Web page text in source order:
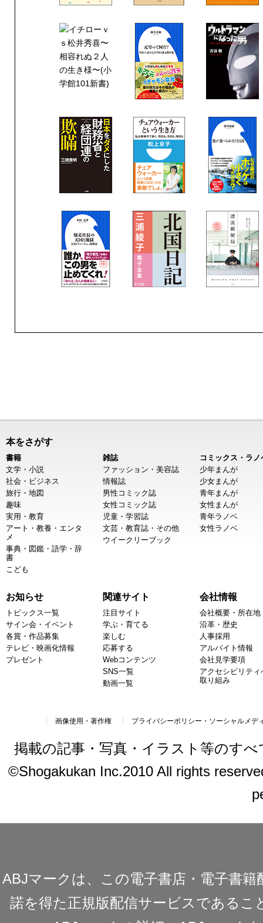
本をさがす
書籍
文学・小説
社会・ビジネス
旅行・地図
趣味
実用・教育
アート・教養・エンタ
メ
事典・図鑑・語学・辞
書
こども
雑誌
ファッション・美容誌
情報誌
男性コミック誌
女性コミック誌
児童・学習誌
文芸・教育誌・その他
ウイークリーブック
コミックス・ラノ
少年まんが
少女まんが
青年まんが
女性まんが
青年ラノベ
女性ラノベ
お知らせ
トピックス一覧
サイン会・イベント
各賞・作品募集
テレビ・映画化情報
プレゼント
関連サイト
注目サイト
学ぶ・育てる
楽しむ
応募する
Webコンテンツ
SNS一覧
動画一覧
会社情報
会社概要・所在地
沿革・歴史
人事採用
アルバイト情報
会社見学要項
アクセシビリティ
取り組み
画像使用・著作権 プライバシーポリシー・ソーシャルメデ
掲載の記事・写真・イラスト等のす
©Shogakukan Inc.2010 All rights
ABJマークは、この電子書店・電子書
諾を得た正規版配信サービスであるこ